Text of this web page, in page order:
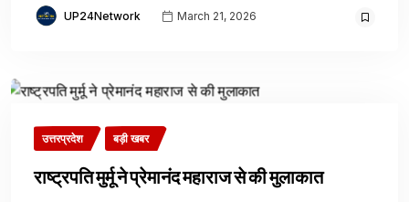
UP24Network March 21, 2026
उत्तरप्रदेश बड़ी खबर
राष्ट्रपति मुर्मू ने प्रेमानंद महाराज से की मुलाकात